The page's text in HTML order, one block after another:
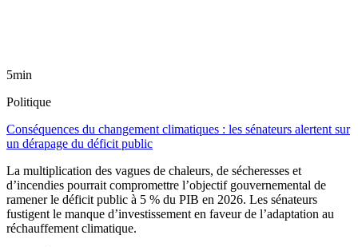
5min
Politique
Conséquences du changement climatiques : les sénateurs alertent sur
un dérapage du déficit public
La multiplication des vagues de chaleurs, de sécheresses et
d’incendies pourrait compromettre l’objectif gouvernemental de
ramener le déficit public à 5 % du PIB en 2026. Les sénateurs
fustigent le manque d’investissement en faveur de l’adaptation au
réchauffement climatique.